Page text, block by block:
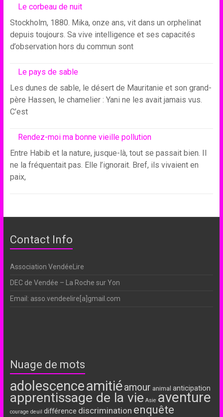
Le corbeau de nuit
Stockholm, 1880. Mika, onze ans, vit dans un orphelinat
depuis toujours. Sa vive intelligence et ses capacités
d’observation hors du commun sont
Le pays de sable
Les dunes de sable, le désert de Mauritanie et son grand-
père Hassen, le chamelier : Yani ne les avait jamais vus.
C’est
Rendez-moi ma bonne vieille pollution
Entre Habib et la nature, jusque-là, tout se passait bien. Il
ne la fréquentait pas. Elle l’ignorait. Bref, ils vivaient en
paix,
Contact Info
Association VendéeLire
DEC de Vendée – La Roche sur Yon
Email: asso.vendeelire[a]gmail.com
Nuage de mots
adolescenceamitiéamour animal anticipation
apprentissage de la vie Asie aventure
courage deuil différence discrimination enquête